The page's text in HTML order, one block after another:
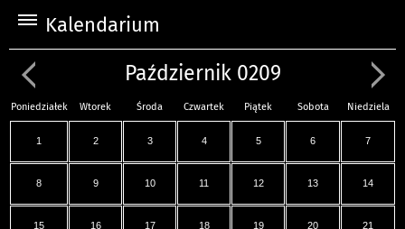
Kalendarium
Październik 0209
Poniedziałek Wtorek Środa Czwartek Piątek Sobota Niedziela
1 2 3 4 5 6 7
8 9 10 11 12 13 14
15 16 17 18 19 20 21